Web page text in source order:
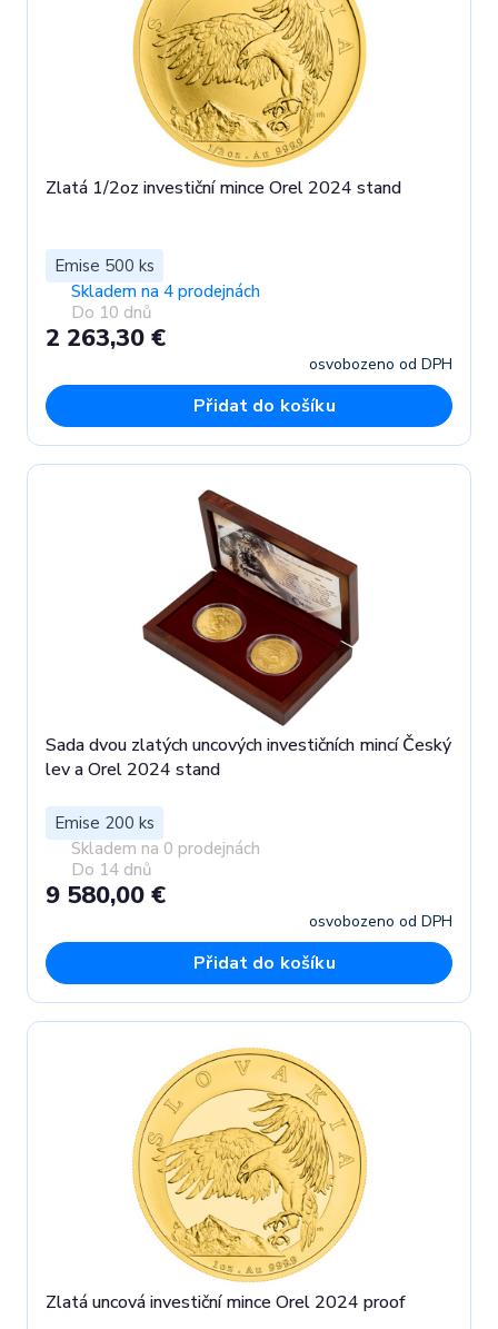
Zlatá 1/2oz investiční mince Orel 2024 stand
Emise 500 ks
Skladem na 4 prodejnách
Do 10 dnů
2 263,30 €
osvobozeno od DPH
Přidat do košíku
Sada dvou zlatých uncových investičních mincí Český
lev a Orel 2024 stand
Emise 200 ks
Skladem na 0 prodejnách
Do 14 dnů
9 580,00 €
osvobozeno od DPH
Přidat do košíku
Zlatá uncová investiční mince Orel 2024 proof